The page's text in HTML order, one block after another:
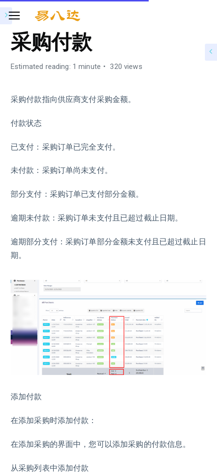
采购付款
Estimated reading: 1 minute 320 views
采购付款指向供应商支付采购金额。
付款状态
已支付：采购订单已完全支付。
未付款：采购订单尚未支付。
部分支付：采购订单已支付部分金额。
逾期未付款：采购订单未支付且已超过截止日期。
逾期部分支付：采购订单部分金额未支付且已超过截止日
期。
添加付款
在添加采购时添加付款：
在添加采购的界面中，您可以添加采购的付款信息。
从采购列表中添加付款